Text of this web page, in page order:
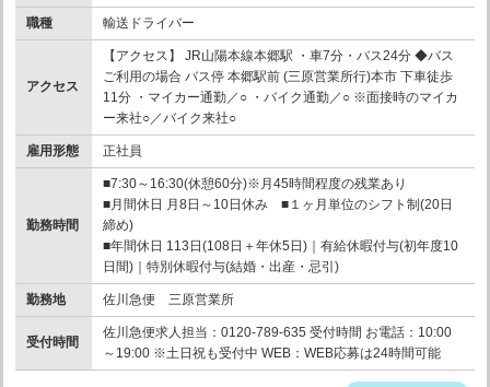
職種 輸送ドライバー
アクセス
【アクセス】 JR山陽本線本郷駅 ・車7分・バス24分 ◆バス
ご利用の場合 バス停 本郷駅前 (三原営業所行)本市 下車徒歩
11分 ・マイカー通勤／○ ・バイク通勤／○ ※面接時のマイカ
ー来社○／バイク来社○
雇用形態 正社員
勤務時間
■7:30～16:30(休憩60分)※月45時間程度の残業あり
■月間休日 月8日～10日休み ■１ヶ月単位のシフト制(20日
締め)
■年間休日 113日(108日＋年休5日)｜有給休暇付与(初年度10
日間)｜特別休暇付与(結婚・出産・忌引)
勤務地 佐川急便 三原営業所
受付時間
佐川急便求人担当：0120-789-635 受付時間 お電話：10:00
～19:00 ※土日祝も受付中 WEB：WEB応募は24時間可能